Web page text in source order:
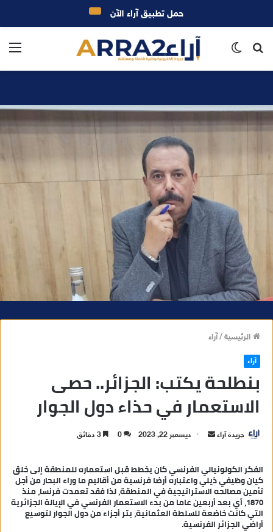
بحث
الرئيسية/آراء
آراء
بنطلحة يكتب: الجزائر.. حصى
الاستعمار في حذاء دول الجوار
جريدة آراء
ل
ب
ي
ديسمبر 22, 2023 0
الفكر الكولونيالي الفرنسي كان يخطط قبل استعماره للمنطقة إلى خلق
كيان وظيفي ذيلي واعتباره أرضا فرنسية من أقاليم ما وراء البحار من أجل
تأمين مصالحه الاستراتيجية في المنطقة، لذا فقد تعمدت فرنسا، منذ
1870، أي بعد أربعين عاما من بدء الاستعمار الفرنسي في الإيالة الجزائرية
التي كانت خاضعة للسلطة العثمانية، بتر أجزاء من دول الجوار لتوسيع
أراضي الجزائر الفرنسية.
حمل تطبيق آراء الآن